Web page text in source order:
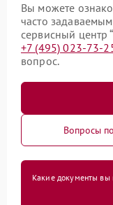
Вы можете
часто
сервисный центр
+7 (495) 023-73-
вопрос.
Вопросы
Какие документы вы